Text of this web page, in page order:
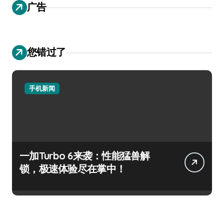
广告
您错过了
手机新闻
一加Turbo 6来袭：性能猛兽解
锁，极速体验尽在掌中！